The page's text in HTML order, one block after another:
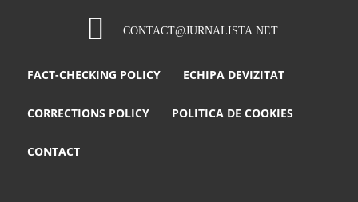
CONTACT@JURNALISTA.NET
FACT-CHECKING POLICY ECHIPA DEVIZITAT
CORRECTIONS POLICY POLITICA DE COOKIES
CONTACT